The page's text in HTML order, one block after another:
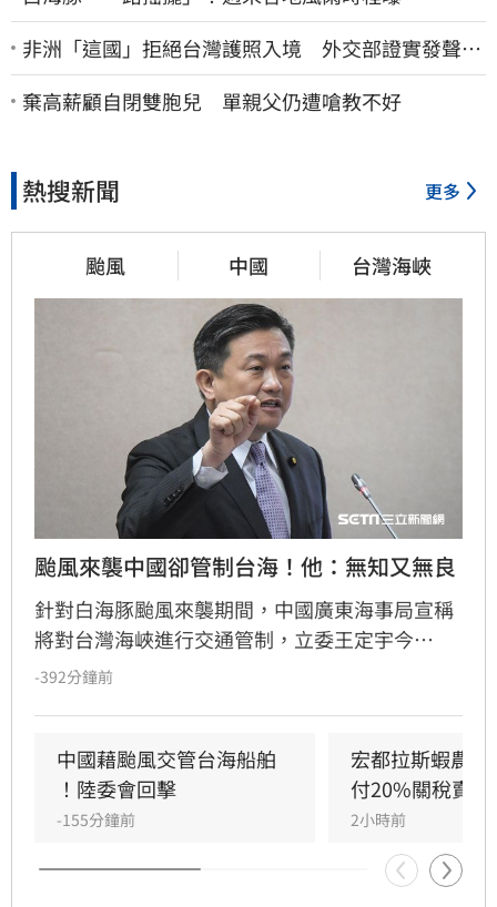
非洲「這國」拒絕台灣護照入境 外交部證實發聲
了：持續交涉聯繫
棄高薪顧自閉雙胞兒 單親父仍遭嗆教不好
熱搜新聞 更多
颱風 中國 台灣海峽
颱風來襲中國卻管制台海！他：無知又無良
針對白海豚颱風來襲期間，中國廣東海事局宣稱
將對台灣海峽進行交通管制，立委王定宇今
（8）日嚴詞批評，直指中國政府此舉既無知又
方，更藐視國際規範。他強調，中國人民處於水
深火熱，政府卻忙於政治操作。王定宇感嘆，中
國作為大國卻缺乏基本素質，並再次提醒「誰跟
-392分鐘前
中國藉颱風交管台海船舶
！陸委會回擊
-155分鐘前
宏都拉斯蝦農
付20%關稅賣台
2小時前